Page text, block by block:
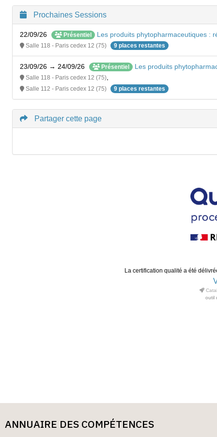
Prochaines Sessions
22/09/26 Présentiel Les produits phytopharmaceutiques :
Salle 118 - Paris cedex 12 (75) 9 places restantes
23/09/26 → 24/09/26 Présentiel Les produits
Salle 118 - Paris cedex 12 (75)
Salle 112 - Paris cedex 12 (75) 9 places restantes
Partager cette page
La certification qualité a été
outil
ANNUAIRE DES COMPÉTENCES